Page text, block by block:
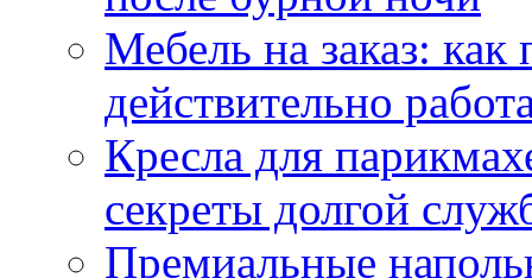
Мебель на заказ:
действительно
Кресла для
секреты долгой
Премиальные